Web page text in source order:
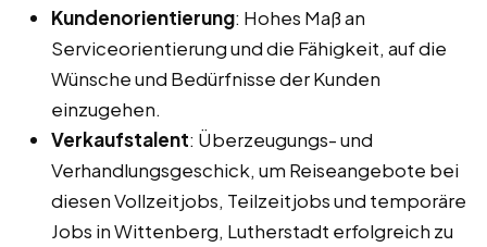
Kundenorientierung: Hohes Maß an
Serviceorientierung und die Fähigkeit, auf die
Wünsche und Bedürfnisse der Kunden
einzugehen.
Verkaufstalent: Überzeugungs- und
Verhandlungsgeschick, um Reiseangebote bei
diesen Vollzeitjobs, Teilzeitjobs und temporäre
Jobs in Wittenberg, Lutherstadt erfolgreich zu